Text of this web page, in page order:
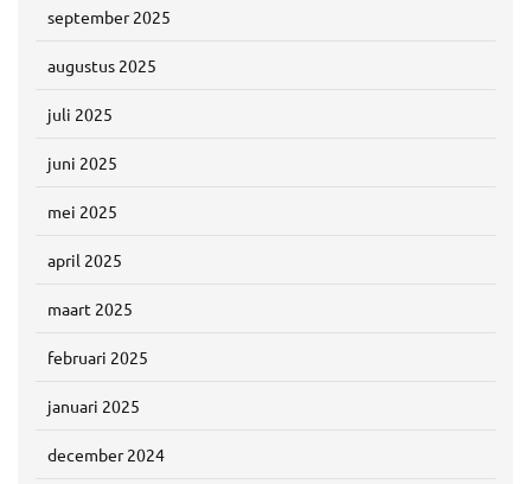
september 2025
augustus 2025
juli 2025
juni 2025
mei 2025
april 2025
maart 2025
februari 2025
januari 2025
december 2024